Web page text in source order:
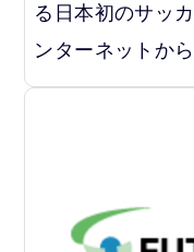
る日本初のサッ
ンターネットか